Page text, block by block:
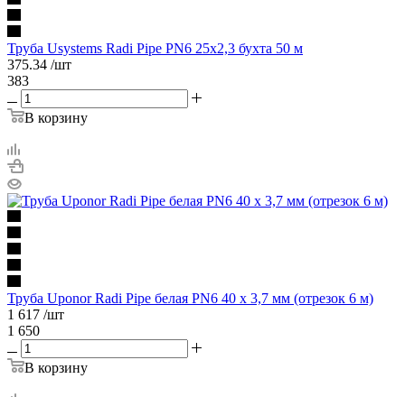
Труба Usystems Radi Pipe PN6 25x2,3 бухта 50 м
375.34 /шт
383
В корзину
Труба Uponor Radi Pipe белая PN6 40 x 3,7 мм (отрезок 6 м)
1 617 /шт
1 650
В корзину